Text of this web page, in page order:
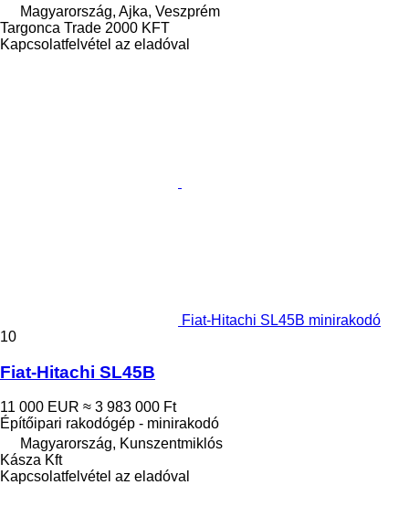
Magyarország, Ajka, Veszprém
Targonca Trade 2000 KFT
Kapcsolatfelvétel az eladóval
Fiat-Hitachi SL45B minirakodó
10
Fiat-Hitachi SL45B
11 000 EUR ≈ 3 983 000 Ft
Építőipari rakodógép - minirakodó
Magyarország, Kunszentmiklós
Kásza Kft
Kapcsolatfelvétel az eladóval